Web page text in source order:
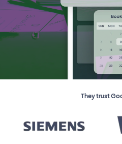
They trust